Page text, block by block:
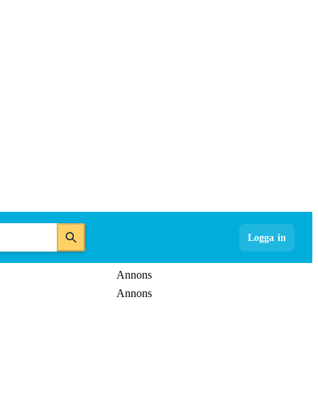
Logga in
Annons
Annons